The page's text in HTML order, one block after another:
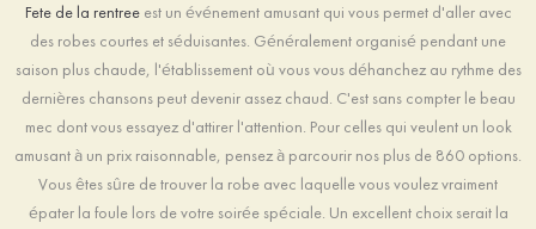
Fete de la rentreeest un événement amusant qui vous permet d'aller avec
des robes courtes et séduisantes. Généralement organisé pendant une
saison plus chaude, l'établissement où vous vous déhanchez au rythme des
dernières chansons peut devenir assez chaud. C'est sans compter le beau
mec dont vous essayez d'attirer l'attention. Pour celles qui veulent un look
amusant à un prix raisonnable, pensez à parcourir nos plus de 860 options.
Vous êtes sûre de trouver la robe avec laquelle vous voulez vraiment
épater la foule lors de votre soirée spéciale. Un excellent choix serait la